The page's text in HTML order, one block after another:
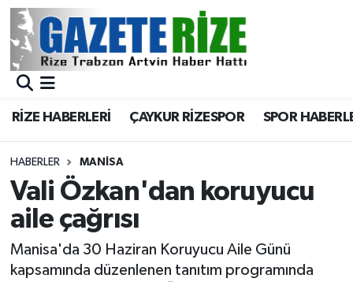
RİZE HABERLERİ ÇAYKUR RİZESPOR SPOR
HABERLER MANISA
Vali Özkan'dan koruyucu
aile çağrısı
Manisa'da 30 Haziran Koruyucu Aile Günü
kapsamında düzenlenen tanıtım programında
BÖLGEMİZ
Asayiş
Rize Jandarma Komutanlığı
Bilim Teknoloji
Merkez Nöbetçi Eczaneler
Merkez Trafik Yoğunluk Haritası
Süper Lig Puan Durumu ve Fikstür
Tüm Manşetler